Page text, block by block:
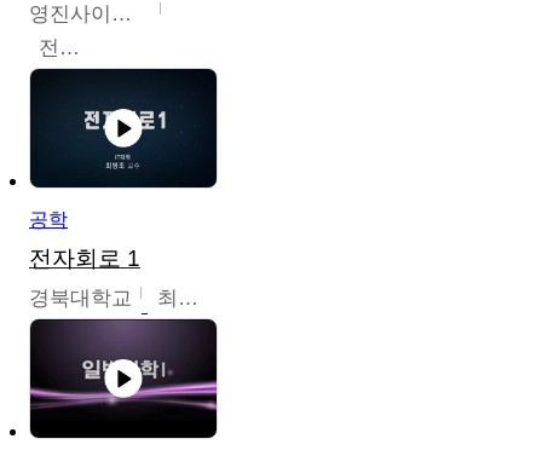
영진사이버대학교
전병현
공학
전자회로 1
경북대학교 최병조